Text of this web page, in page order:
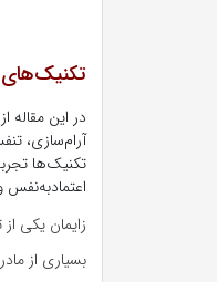
تکنیک‌های
در این مقاله
آرام‌سازی،
تکنیک‌ها
زایمان یکی
بسیاری از